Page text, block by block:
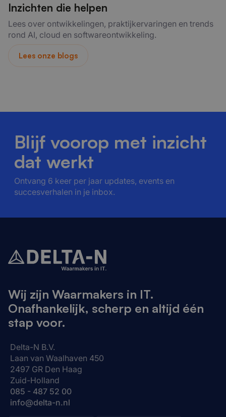
Inzichten die helpen
Lees over ontwikkelingen, praktijkervaringen en trends
rond AI, cloud en softwareontwikkeling.
Lees onze blogs
Blijf voorop met inzicht
dat werkt
Ontvang 6 keer per jaar updates, events en
succesverhalen in je inbox.
Wij zijn Waarmakers in IT.
Onafhankelijk, scherp en altijd één
stap voor.
Delta-N B.V.
Laan van Waalhaven 450
2497 GR Den Haag
Zuid-Holland
085 - 487 52 00
info@delta-n.nl